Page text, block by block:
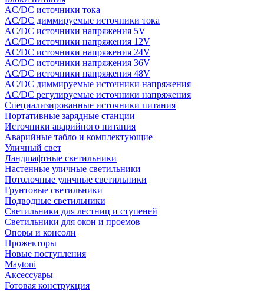
AC/DC источники тока
AC/DC диммируемые источники тока
AC/DC источники напряжения 5V
AC/DC источники напряжения 12V
AC/DC источники напряжения 24V
AC/DC источники напряжения 36V
AC/DC источники напряжения 48V
AC/DC диммируемые источники напряжения
AC/DC регулируемые источники напряжения
Специализированные источники питания
Портативные зарядные станции
Источники аварийного питания
Аварийные табло и комплектующие
Уличный свет
Ландшафтные светильники
Настенные уличные светильники
Потолочные уличные светильники
Грунтовые светильники
Подводные светильники
Светильники для лестниц и ступеней
Светильники для окон и проемов
Опоры и консоли
Прожекторы
Новые поступления
Maytoni
Аксессуары
Готовая конструкция